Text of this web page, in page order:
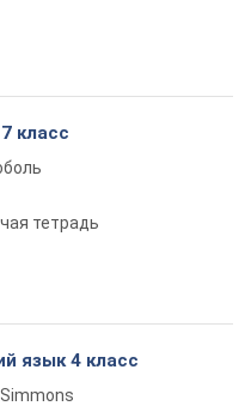
класс
тетрадь
язык 4 класс